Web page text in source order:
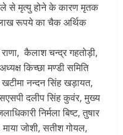
से मृत्यु होने के कारण मृतक
लाख रूपये का चैक अर्थिक
कैलाश चन्द्र गहतोड़ी,
किच्छा मण्डी समिति
नन्दन सिंह खड़ायत,
दलीप सिंह कुवंर, मुख्य
निर्मला बिष्ट, तुषार
माया जोशी, सतीश गोयल,